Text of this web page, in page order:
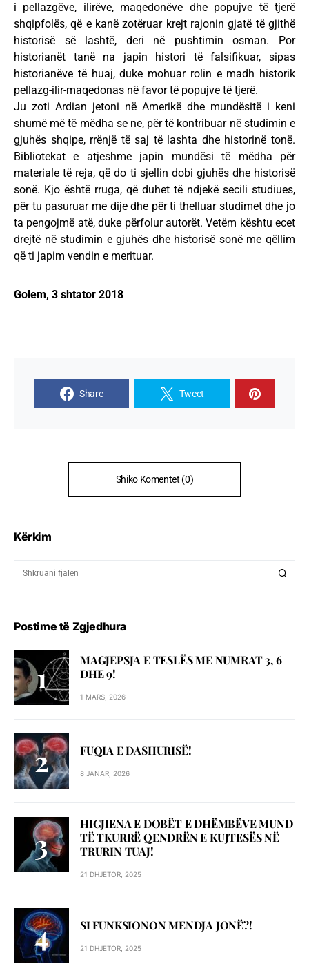
i pellazgëve, ilirëve, maqedonëve dhe popujve të tjerë
shqipfolës, që e kanë zotëruar krejt rajonin gjatë të gjithë
historisë së lashtë, deri në pushtimin osman. Por
historianët tanë na japin histori të falsifikuar, sipas
historianëve të huaj, duke mohuar rolin e madh historik
pellazg-ilir-maqedonas në favor të popujve të tjerë.
Ju zoti Ardian jetoni në Amerikë dhe mundësitë i keni
shumë më të mëdha se ne, për të kontribuar në studimin e
gjuhës shqipe, rrënjë të saj të lashta dhe historinë tonë.
Bibliotekat e atjeshme japin mundësi të mëdha për
materiale të reja, që do ti sjellin dobi gjuhës dhe historisë
sonë. Kjo është rruga, që duhet të ndjekë secili studiues,
për tu pasuruar me dije dhe për ti thelluar studimet dhe jo
ta pengojmë atë, duke përfolur autorët. Vetëm kështu ecet
drejtë në studimin e gjuhës dhe historisë sonë me qëllim
që ti japim vendin e merituar.
Golem, 3 shtator 2018
Share Tweet
Shiko Komentet (0)
Kërkim
Postime të Zgjedhura
MAGJEPSJA E TESLËS ME NUMRAT 3, 6
DHE 9!
1 MARS, 2026
FUQIA E DASHURISË!
8 JANAR, 2026
HIGJIENA E DOBËT E DHËMBËVE MUND
TË TKURRË QENDRËN E KUJTESËS NË
TRURIN TUAJ!
21 DHJETOR, 2025
SI FUNKSIONON MENDJA JONË?!
21 DHJETOR, 2025